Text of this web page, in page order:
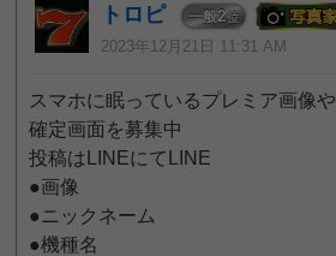
トロピ 一般2位
2023年12月21日 11:31 AM
スマホに眠っているプレミア画像や
確定画面を募集中
投稿はLINEにてLINE
●画像
●ニックネーム
●機種名